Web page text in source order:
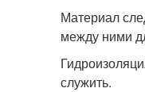
Материал
между ними
служить.